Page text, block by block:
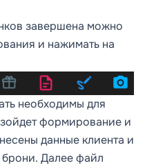
завершена можно
и нажимать на
необходимы для
формирование и
данные клиента и
брони. Далее файл